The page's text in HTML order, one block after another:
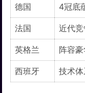
德国 4冠底
法国 近代
英格兰 阵容
西班牙 技术